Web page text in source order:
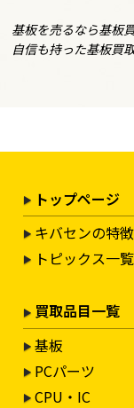
基板を売るなら基板
自信も持った基板買
トップページ
キバセンの特徴
トピックス一覧
買取品目一覧
基板
PCパーツ
CPU・IC